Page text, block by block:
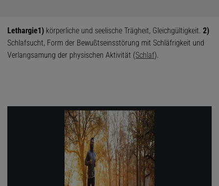
Lethargie1) körperliche und seelische Trägheit, Gleichgültigkeit. 2)
Schlafsucht, Form der Bewußtseinsstörung mit Schläfrigkeit und
Verlangsamung der physischen Aktivität (Schlaf).